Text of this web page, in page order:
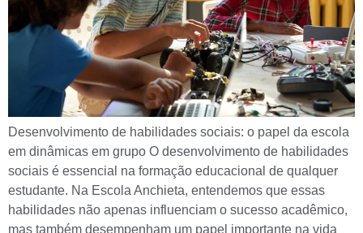
Desenvolvimento de habilidades sociais: o papel da escola
em dinâmicas em grupo O desenvolvimento de habilidades
sociais é essencial na formação educacional de qualquer
estudante. Na Escola Anchieta, entendemos que essas
habilidades não apenas influenciam o sucesso acadêmico,
mas também desempenham um papel importante na vida